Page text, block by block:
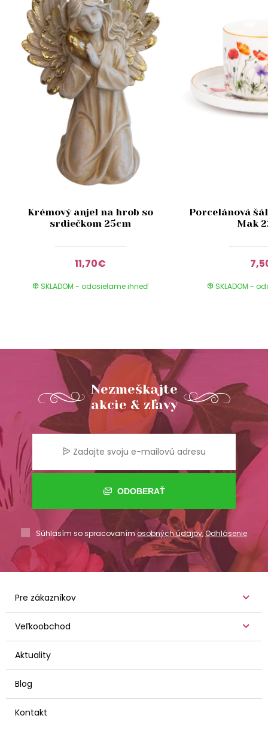
Krémový anjel na hrob so
srdiečkom 25cm
11,70€
SKLADOM - odosielame ihneď
Porcelánová
Mak
SKLADOM -
Nezmeškajte
akcie & zľavy
ODOBERAŤ
Súhlasím so spracovaním osobných údajov,Odhlásenie
Pre zákazníkov
Veľkoobchod
Aktuality
Blog
Kontakt